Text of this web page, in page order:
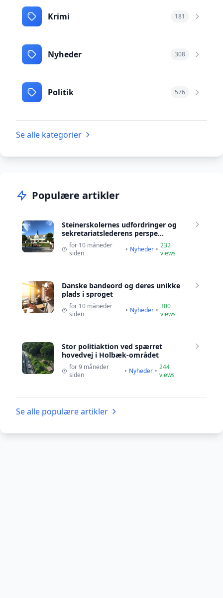
Krimi 181
Nyheder 308
Politik 576
Se alle kategorier
Populære artikler
Steinerskolernes udfordringer og
sekretariatslederens perspe...
for 10 måneder
siden
• Nyheder • 232
views
Danske bandeord og deres unikke
plads i sproget
for 10 måneder
siden
• Nyheder • 300
views
Stor politiaktion ved spærret
hovedvej i Holbæk-området
for 9 måneder
siden
• Nyheder • 244
views
Se alle populære artikler